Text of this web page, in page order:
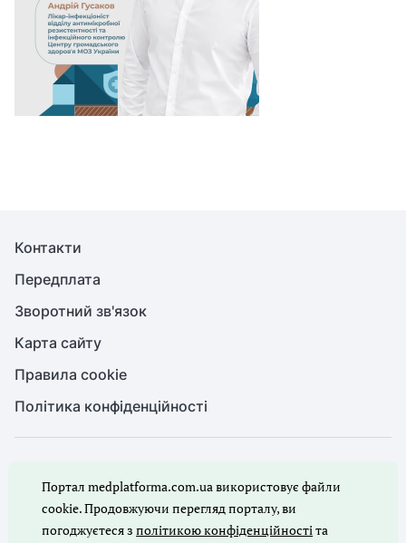
Контакти
Передплата
Зворотний зв'язок
Карта сайту
Правила cookie
Політика конфіденційності
Повне або часткове копіювання будь-яких матеріалів порталу,
цитування, публікація їх анотованих оглядів допускаються лише
з письмового дозволу редакції порталу.
Портал medplatforma.com.ua використовує файли
cookie. Продовжуючи перегляд порталу, ви
погоджуєтеся зполітикою конфіденційностіта